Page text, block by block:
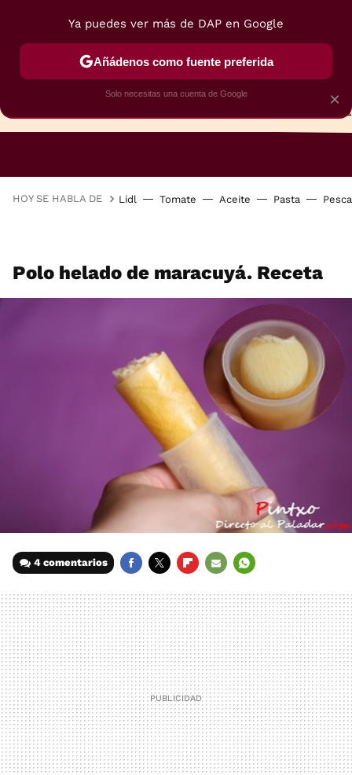
HOY SE HABLA DE Lidl Tomate Aceite Pasta
Polo helado de maracuyá. Receta
4 comentarios
MAIL
×
Ya puedes ver más de DAP en Google
Añádenos como fuente preferida
Solo necesitas una cuenta de Google